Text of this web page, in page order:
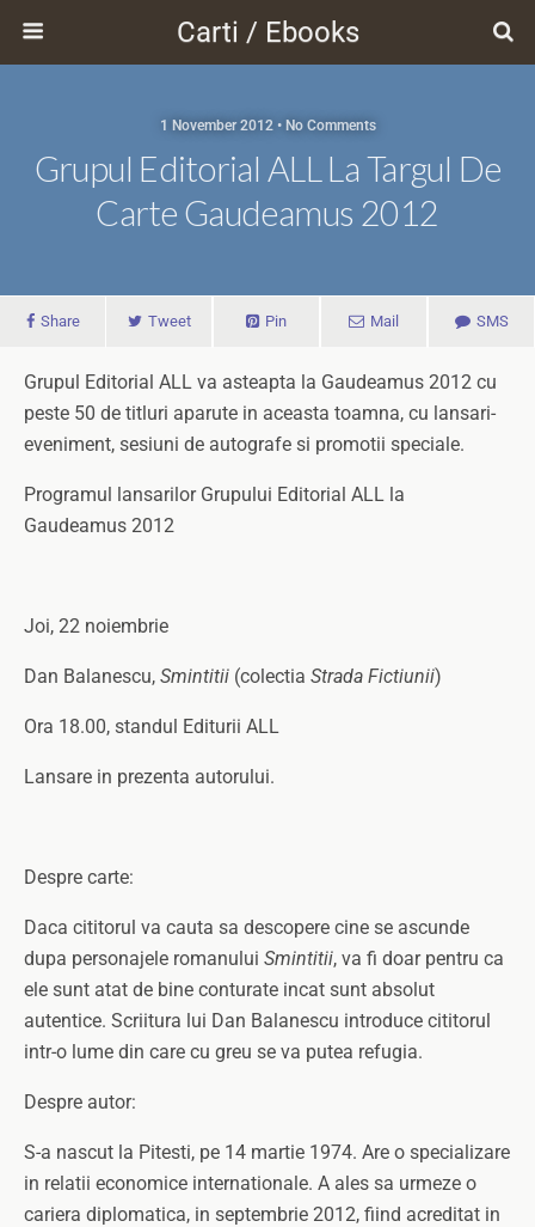
Carti / Ebooks
1 November 2012 • No Comments
Grupul Editorial ALL La Targul De
Carte Gaudeamus 2012
Share Tweet Pin Mail SMS
Grupul Editorial ALL va asteapta la Gaudeamus 2012 cu
peste 50 de titluri aparute in aceasta toamna, cu lansari-
eveniment, sesiuni de autografe si promotii speciale.
Programul lansarilor Grupului Editorial ALL la
Gaudeamus 2012
Joi, 22 noiembrie
Dan Balanescu, Smintitii (colectia Strada Fictiunii)
Ora 18.00, standul Editurii ALL
Lansare in prezenta autorului.
Despre carte:
Daca cititorul va cauta sa descopere cine se ascunde
dupa personajele romanului Smintitii, va fi doar pentru ca
ele sunt atat de bine conturate incat sunt absolut
autentice. Scriitura lui Dan Balanescu introduce cititorul
intr-o lume din care cu greu se va putea refugia.
Despre autor:
S-a nascut la Pitesti, pe 14 martie 1974. Are o specializare
in relatii economice internationale. A ales sa urmeze o
cariera diplomatica, in septembrie 2012, fiind acreditat in